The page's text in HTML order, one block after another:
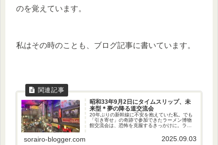
のを覚えています。
私はその時のことも、ブログ記事に書いています。
昭和33年9月2日にタイムスリップ、未
来型＊夢の降る道交流会
20年ぶりの新幹線に不安を抱えていた私。でも
「引き寄せ」の奇跡で参加できたラーメン博物
館交流会は、恐怖を克服するきっかけに。ラー
忘れかけていた子供時代の思い出と学びとは？
sorairo-blogger.com 2025.09.03